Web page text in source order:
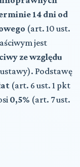
14 dni od
(art. 10 ust.
jest
ze względu
Podstawę
(art. 6 ust. 1 pkt
0,5% (art. 7 ust.